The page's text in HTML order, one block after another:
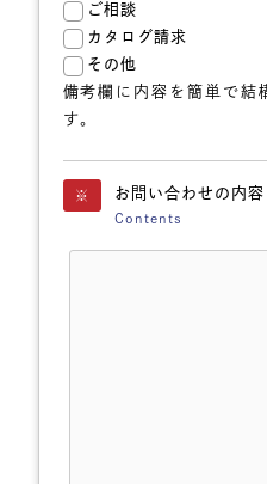
ご相談
カタログ請求
その他
備考欄に内容を簡単で結
す。
※ お問い合わせの内容
Contents